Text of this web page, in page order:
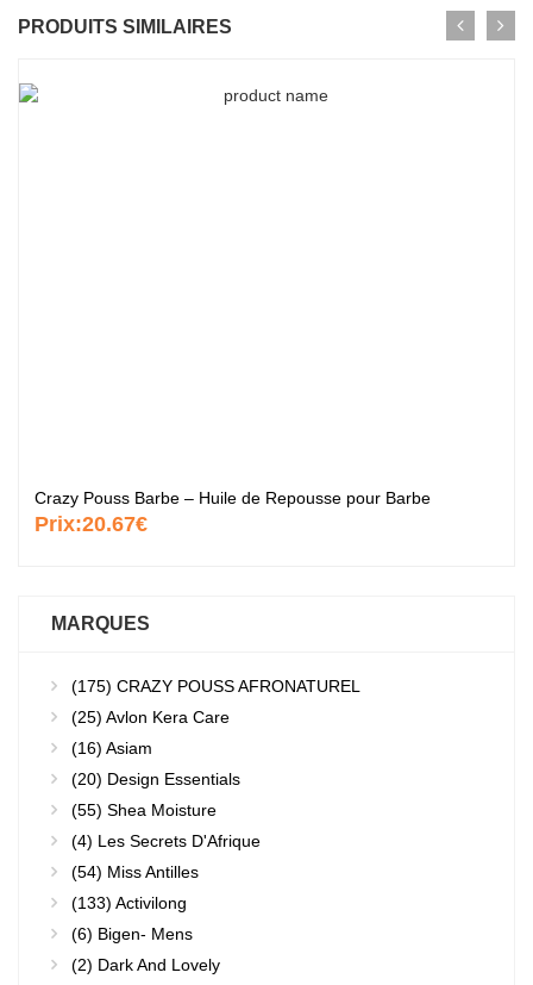
PRODUITS SIMILAIRES
Crazy Pouss Barbe – Huile de Repousse pour Barbe
Prix:20.67€
MARQUES
(175) CRAZY POUSS AFRONATUREL
(25) Avlon Kera Care
(16) Asiam
(20) Design Essentials
(55) Shea Moisture
(4) Les Secrets D'Afrique
(54) Miss Antilles
(133) Activilong
(6) Bigen- Mens
(2) Dark And Lovely